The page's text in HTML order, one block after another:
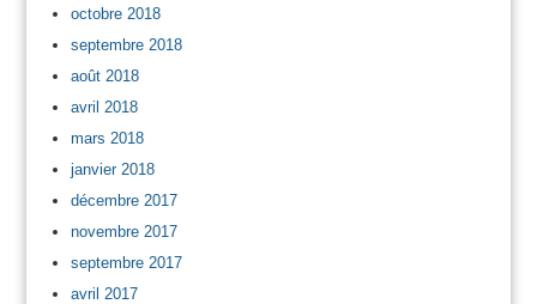
octobre 2018
septembre 2018
août 2018
avril 2018
mars 2018
janvier 2018
décembre 2017
novembre 2017
septembre 2017
avril 2017